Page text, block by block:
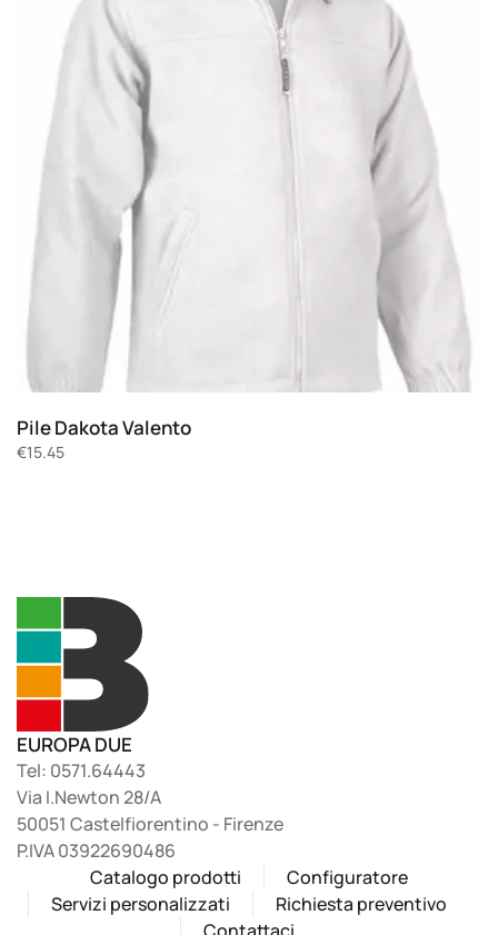
Pile Dakota Valento
€15.45
EUROPA DUE
Tel: 0571.64443
Via I.Newton 28/A
50051 Castelfiorentino - Firenze
P.IVA 03922690486
Catalogo prodotti
Configuratore
Servizi personalizzati
Richiesta preventivo